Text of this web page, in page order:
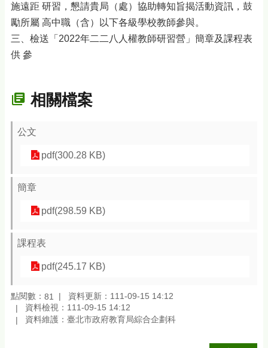
施遠距 研習，懇請貴局（處）協助轉知旨揭活動資訊，鼓
勵所屬 高中職（含）以下各級學校教師參與。
三、檢送「2022年二二八人權教師研習營」簡章及課程表
供 參
相關檔案
公文
pdf(300.28 KB)
簡章
pdf(298.59 KB)
課程表
pdf(245.17 KB)
點閱數： 81
資料更新：111-09-15 14:12
資料檢視：111-09-15 14:12
資料維護：臺北市政府教育局綜合企劃科